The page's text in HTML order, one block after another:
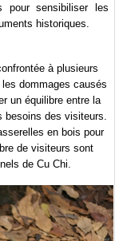
pour sensibiliser les
historiques.
à plusieurs
dommages causés
un équilibre entre la
des visiteurs.
en bois pour
de visiteurs sont
de Cu Chi.